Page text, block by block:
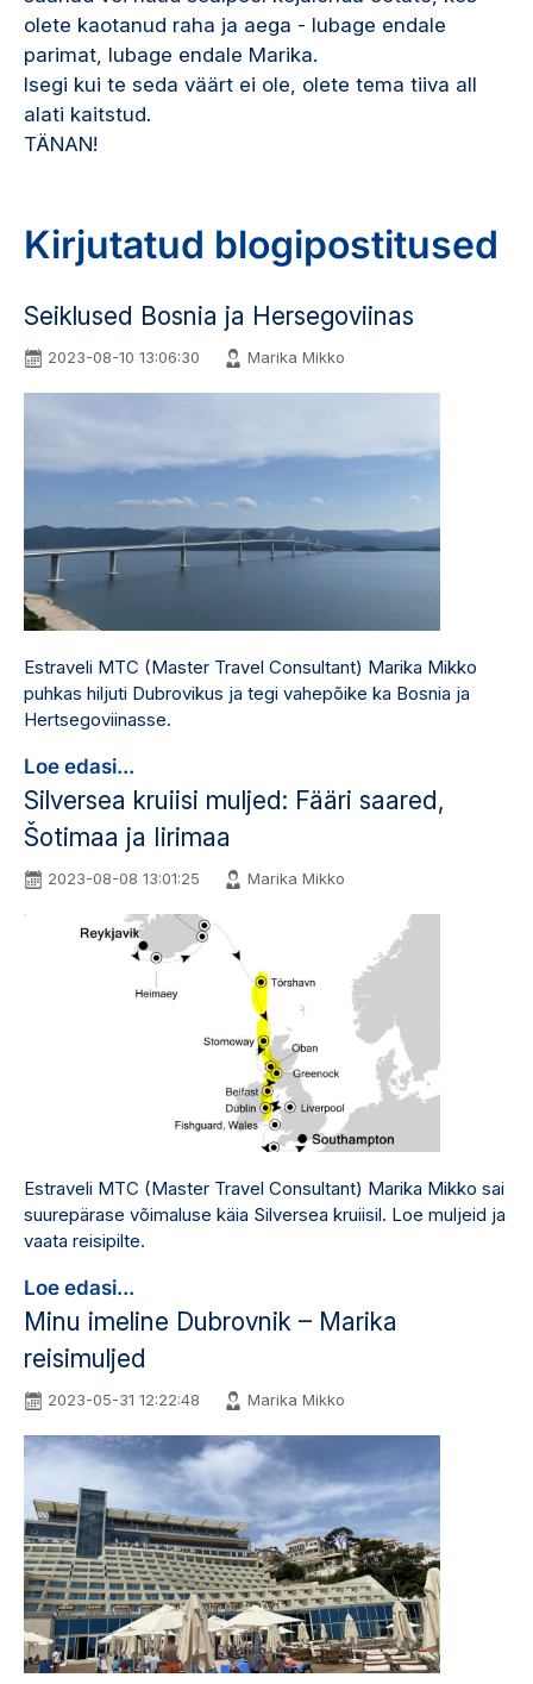
olete kaotanud raha ja aega - lubage endale
parimat, lubage endale Marika.
Isegi kui te seda väärt ei ole, olete tema tiiva all
alati kaitstud.
TÄNAN!
Kirjutatud blogipostitused
Seiklused Bosnia ja Hersegoviinas
2023-08-10 13:06:30 Marika Mikko
Estraveli MTC (Master Travel Consultant) Marika Mikko
puhkas hiljuti Dubrovikus ja tegi vahepõike ka Bosnia ja
Hertsegoviinasse.
Loe edasi...
Silversea kruiisi muljed: Fääri saared,
Šotimaa ja Iirimaa
2023-08-08 13:01:25 Marika Mikko
Estraveli MTC (Master Travel Consultant) Marika Mikko sai
suurepärase võimaluse käia Silversea kruiisil. Loe muljeid ja
vaata reisipilte.
Loe edasi...
Minu imeline Dubrovnik – Marika
reisimuljed
2023-05-31 12:22:48 Marika Mikko